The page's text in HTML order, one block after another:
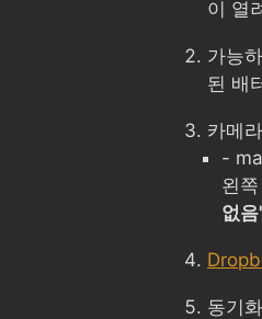
이 열
가능
된 배
카메
-
왼
없
동기